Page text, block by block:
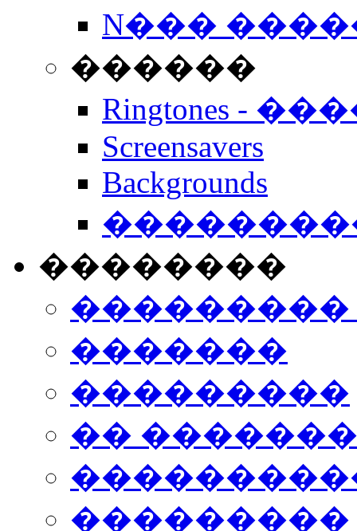
N���
������
Ringtones -
Screensavers
Backgrounds
��������
���������
�������
���������
��
���������